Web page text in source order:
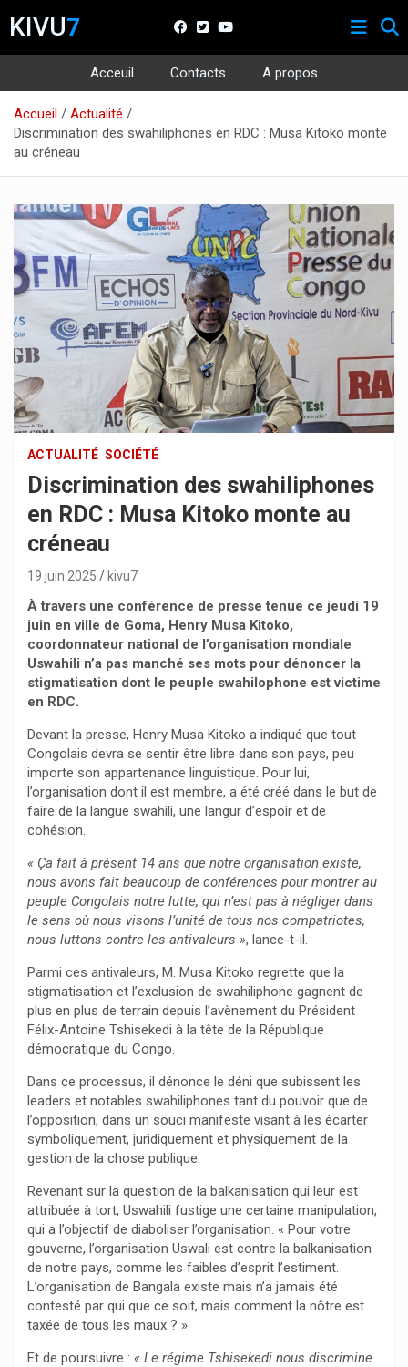
KIVU7
Acceuil Contacts
A propos
contenu
Accueil
Actualité
Discrimination des swahiliphones en RDC : Musa Kitoko monte
au créneau
ACTUALITÉ SOCIÉTÉ
Discrimination des swahiliphones
en RDC : Musa Kitoko monte au
créneau
19 juin 2025 kivu7
À travers une conférence de presse tenue ce jeudi 19
juin en ville de Goma, Henry Musa Kitoko,
coordonnateur national de l’organisation mondiale
Uswahili n’a pas manché ses mots pour dénoncer la
stigmatisation dont le peuple swahilophone est victime
en RDC.
Devant la presse, Henry Musa Kitoko a indiqué que tout
Congolais devra se sentir être libre dans son pays, peu
importe son appartenance linguistique. Pour lui,
l’organisation dont il est membre, a été créé dans le but de
faire de la langue swahili, une langur d’espoir et de
cohésion.
« Ça fait à présent 14 ans que notre organisation existe,
nous avons fait beaucoup de conférences pour montrer au
peuple Congolais notre lutte, qui n’est pas à négliger dans
le sens où nous visons l’unité de tous nos compatriotes,
nous luttons contre les antivaleurs », lance-t-il.
Parmi ces antivaleurs, M. Musa Kitoko regrette que la
stigmatisation et l’exclusion de swahiliphone gagnent de
plus en plus de terrain depuis l’avènement du Président
Félix-Antoine Tshisekedi à la tête de la République
démocratique du Congo.
Dans ce processus, il dénonce le déni que subissent les
leaders et notables swahiliphones tant du pouvoir que de
l’opposition, dans un souci manifeste visant à les écarter
symboliquement, juridiquement et physiquement de la
gestion de la chose publique.
Revenant sur la question de la balkanisation qui leur est
attribuée à tort, Uswahili fustige une certaine manipulation,
qui a l’objectif de diaboliser l’organisation. « Pour votre
gouverne, l’organisation Uswali est contre la balkanisation
de notre pays, comme les faibles d’esprit l’estiment.
L’organisation de Bangala existe mais n’a jamais été
contesté par qui que ce soit, mais comment la nôtre est
taxée de tous les maux ? ».
Et de poursuivre : « Le régime Tshisekedi nous discrimine